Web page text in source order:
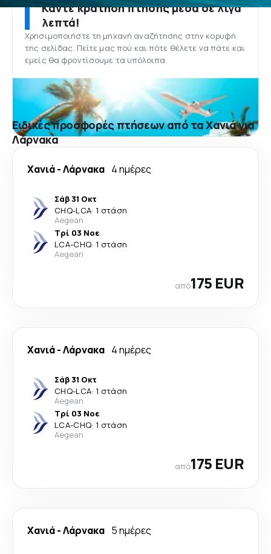
Κάντε κράτηση πτήσης μέσα σε λίγα
λεπτά!
Χρησιμοποιήστε τη μηχανή αναζήτησης στην κορυφή
της σελίδας. Πείτε μας πού και πότε θέλετε να πάτε και
εμείς θα φροντίσουμε τα υπόλοιπα.
Ειδικές προσφορές πτήσεων από τα Χανιά για
Λάρνακα
Χανιά-Λάρνακα 4 ημέρες
Σάβ 31 Οκτ
CHQ-LCA· 1 στάση
Aegean
Τρί 03 Νοε
LCA-CHQ· 1 στάση
Aegean
από175 EUR
Χανιά-Λάρνακα 4 ημέρες
Σάβ 31 Οκτ
CHQ-LCA· 1 στάση
Aegean
Τρί 03 Νοε
LCA-CHQ· 1 στάση
Aegean
από175 EUR
Χανιά-Λάρνακα 5 ημέρες